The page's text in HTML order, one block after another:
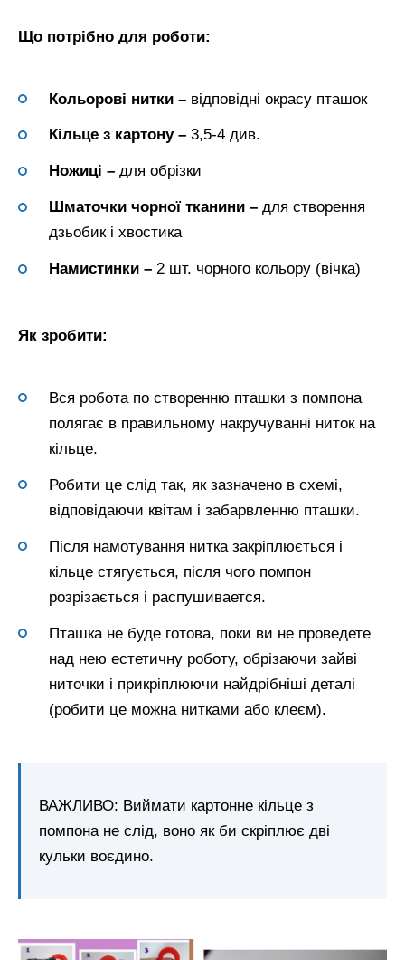
Що потрібно для роботи:
Кольорові нитки – відповідні окрасу пташок
Кільце з картону – 3,5-4 див.
Ножиці – для обрізки
Шматочки чорної тканини – для створення
дзьобик і хвостика
Намистинки – 2 шт. чорного кольору (вічка)
Як зробити:
Вся робота по створенню пташки з помпона
полягає в правильному накручуванні ниток на
кільце.
Робити це слід так, як зазначено в схемі,
відповідаючи квітам і забарвленню пташки.
Після намотування нитка закріплюється і
кільце стягується, після чого помпон
розрізається і распушивается.
Пташка не буде готова, поки ви не проведете
над нею естетичну роботу, обрізаючи зайві
ниточки і прикріплюючи найдрібніші деталі
(робити це можна нитками або клеєм).
ВАЖЛИВО: Виймати картонне кільце з
помпона не слід, воно як би скріплює дві
кульки воєдино.